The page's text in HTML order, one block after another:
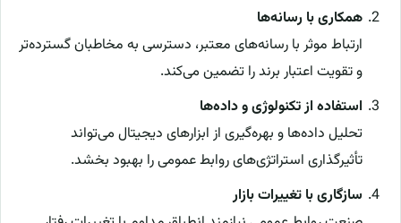
همکاری با رسانه‌ها
ارتباط موثر با رسانه‌های معتبر، دسترسی به مخاطبان گسترده‌تر
و تقویت اعتبار برند را تضمین می‌کند.
استفاده از تکنولوژی و داده‌ها
تحلیل داده‌ها و بهره‌گیری از ابزارهای دیجیتال می‌تواند
تأثیرگذاری استراتژی‌های روابط عمومی را بهبود بخشد.
سازگاری با تغییرات بازار